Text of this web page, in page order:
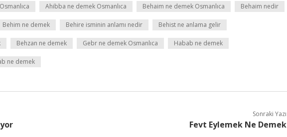
Ahibba ne demek Osmanlıca Behaim ne demek Osmanlıca Behaim nedir
Behim ne demek Behire isminin anlamı nedir Behist ne anlama gelir
Behzan ne demek Gebr ne demek Osmanlıca Habab ne demek
ne demek
Sonraki Yazı
Fevt Eylemek Ne Demek